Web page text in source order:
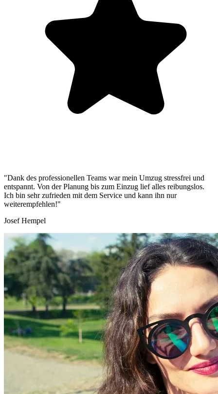
"Dank des professionellen Teams war mein Umzug stressfrei und
entspannt. Von der Planung bis zum Einzug lief alles reibungslos.
Ich bin sehr zufrieden mit dem Service und kann ihn nur
weiterempfehlen!"
Josef Hempel